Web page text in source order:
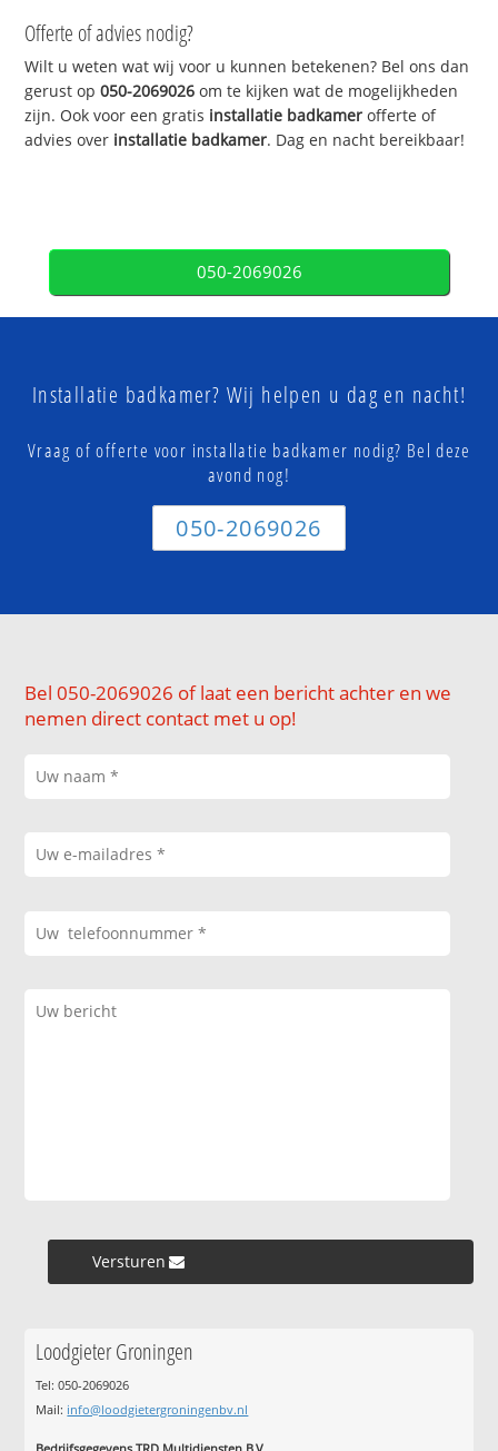
Offerte of advies nodig?
Wilt u weten wat wij voor u kunnen betekenen? Bel ons dan
gerust op050-2069026 om te kijken wat de mogelijkheden
zijn. Ook voor een gratis installatie badkamer offerte of
advies over installatie badkamer. Dag en nacht bereikbaar!
050-2069026
Installatie badkamer? Wij helpen u dag en nacht!
Vraag of offerte voor installatie badkamer nodig? Bel deze
avond nog!
050-2069026
Bel 050-2069026 of laat een bericht achter en we
nemen direct contact met u op!
Versturen »
Loodgieter Groningen
Tel: 050-2069026
Mail: info@loodgietergroningenbv.nl